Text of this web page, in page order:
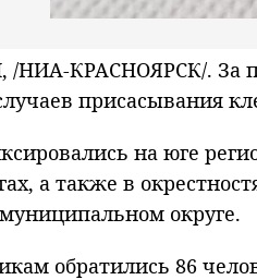
КРАСНОЯРСК/. За
присасывания
на юге
а также в
округе.
обратились 86